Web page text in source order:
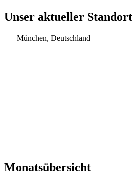
Unser aktueller Standort
München, Deutschland
Monatsübersicht